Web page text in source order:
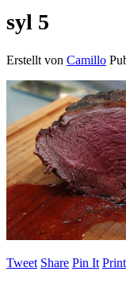
syl 5
Erstellt von Camillo
Tweet Share Pin It Print